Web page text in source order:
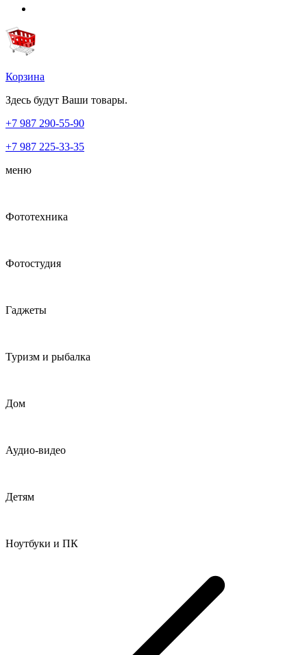
Корзина
Здесь будут Ваши товары.
+7 987 290-55-90
+7 987 225-33-35
меню
Фототехника
Фотостудия
Гаджеты
Туризм и рыбалка
Дом
Аудио-видео
Детям
Ноутбуки и ПК